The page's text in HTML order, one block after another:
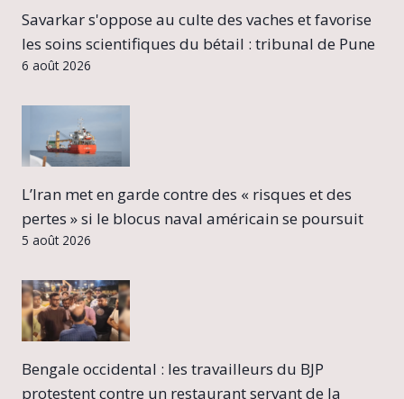
Savarkar s'oppose au culte des vaches et favorise
les soins scientifiques du bétail : tribunal de Pune
6 août 2026
L’Iran met en garde contre des « risques et des
pertes » si le blocus naval américain se poursuit
5 août 2026
Bengale occidental : les travailleurs du BJP
protestent contre un restaurant servant de la